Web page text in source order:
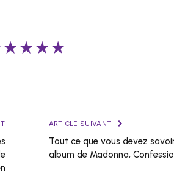
ARTICLE SUIVANT
Tout ce que vous devez
album de Madonna,